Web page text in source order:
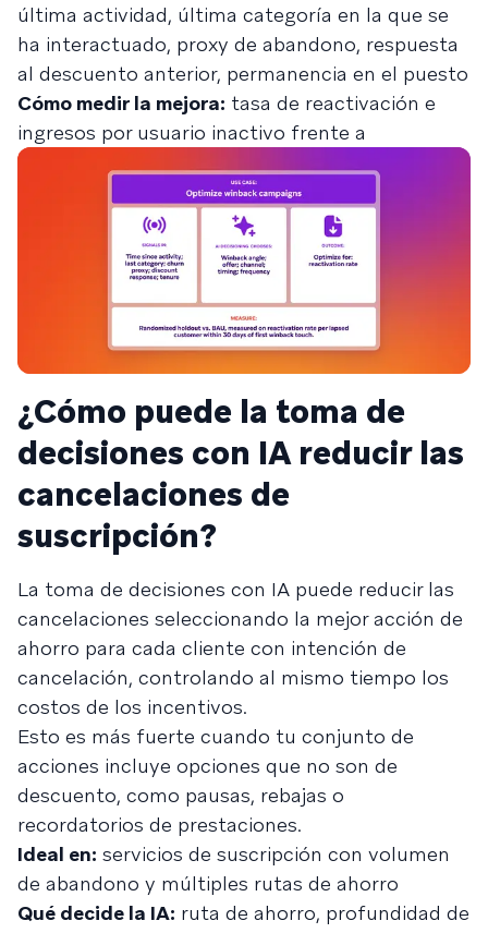
última actividad, última categoría en la que se
ha interactuado, proxy de abandono, respuesta
al descuento anterior, permanencia en el puesto
Cómo medir la mejora: tasa de reactivación e
ingresos por usuario inactivo frente a
¿Cómo puede la toma de
decisiones con IA reducir las
cancelaciones de
suscripción?
La toma de decisiones con IA puede reducir las
cancelaciones seleccionando la mejor acción de
ahorro para cada cliente con intención de
cancelación, controlando al mismo tiempo los
costos de los incentivos.
Esto es más fuerte cuando tu conjunto de
acciones incluye opciones que no son de
descuento, como pausas, rebajas o
recordatorios de prestaciones.
Ideal en: servicios de suscripción con volumen
de abandono y múltiples rutas de ahorro
Qué decide la IA: ruta de ahorro, profundidad de